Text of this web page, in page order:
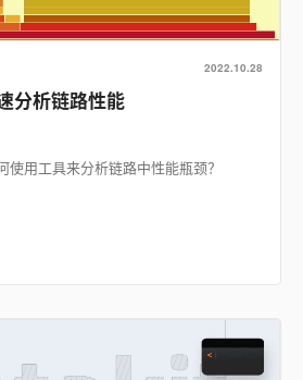
2022.10.28
分析链路性能
用工具来分析链路中性能瓶颈？